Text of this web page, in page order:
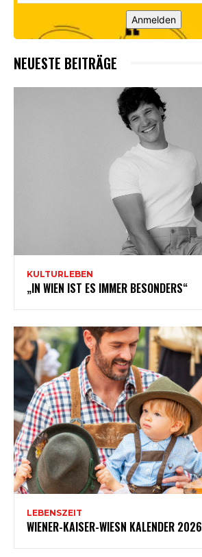
Anmelden
NEUESTE BEITRÄGE
KULTURLEBEN
„IN WIEN IST ES IMMER BESONDERS“
LEBENSZEIT
WIENER-KAISER-WIESN KALENDER 2026